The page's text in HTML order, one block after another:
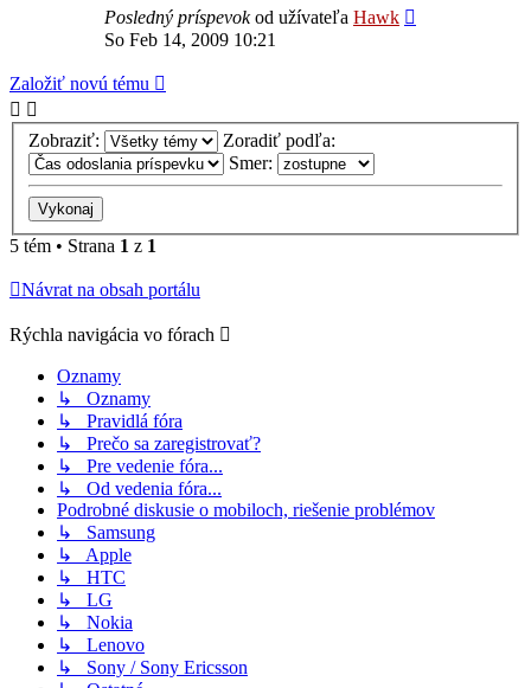
Posledný príspevokod užívateľa Hawk
So Feb 14, 2009 10:21
Založiť novú tému
Zobraziť:
Zoradiť podľa:
Smer:
5 tém • Strana 1 z 1
Návrat na obsah portálu
Rýchla navigácia vo fórach
Oznamy
↳ Oznamy
↳ Pravidlá fóra
↳ Prečo sa zaregistrovať?
↳ Pre vedenie fóra...
↳ Od vedenia fóra...
Podrobné diskusie o mobiloch, riešenie problémov
↳ Samsung
↳ Apple
↳ HTC
↳ LG
↳ Nokia
↳ Lenovo
↳ Sony / Sony Ericsson